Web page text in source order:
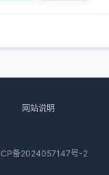
网站说明
备2024057147号-2